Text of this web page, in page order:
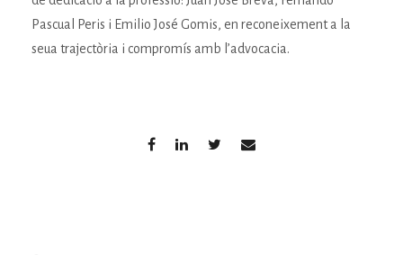
Pascual Peris i Emilio José Gomis, en reconeixement a la
seua trajectòria i compromís amb l’advocacia.